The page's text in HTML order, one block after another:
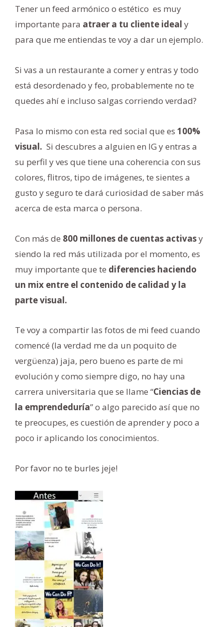
Tener un feed armónico o estético es muy
importante para atraer a tu cliente ideal y
para que me entiendas te voy a dar un ejemplo.
Si vas a un restaurante a comer y entras y todo
está desordenado y feo, probablemente no te
quedes ahí e incluso salgas corriendo verdad?
Pasa lo mismo con esta red social que es 100%
visual. Si descubres a alguien en IG y entras a
su perfil y ves que tiene una coherencia con sus
colores, flitros, tipo de imágenes, te sientes a
gusto y seguro te dará curiosidad de saber más
acerca de esta marca o persona.
Con más de 800 millones de cuentas activasy
siendo la red más utilizada por el momento, es
muy importante que te diferencies haciendo
un mix entre el contenido de calidad y la
parte visual.
Te voy a compartir las fotos de mi feed cuando
comencé (la verdad me da un poquito de
vergüenza) jaja, pero bueno es parte de mi
evolución y como siempre digo, no hay una
carrera universitaria que se llame “Ciencias de
la emprendeduría” o algo parecido así que no
te preocupes, es cuestión de aprender y poco a
poco ir aplicando los conocimientos.
Por favor no te burles jeje!